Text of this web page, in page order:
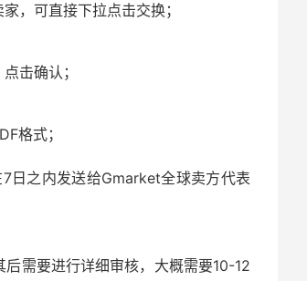
，可直接下拉点击交换；
击确认；
格式；
日之内发送给Gmarket全球卖方代表
需要进行详细审核，大概需要10-12